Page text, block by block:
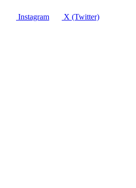
Instagram X (Twitter)